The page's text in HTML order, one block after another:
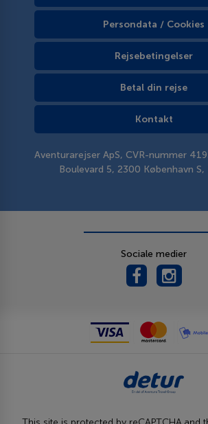
Persondata / Cookies
Rejsebetingelser
Betal din rejse
Kontakt
Aventurarejser ApS, CVR-nummer
Boulevard 5, 2300 København
Sociale medier